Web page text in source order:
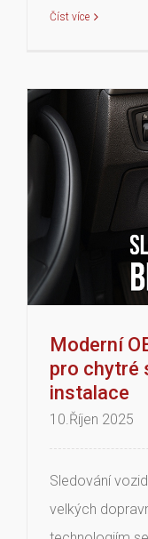
Číst více
Moderní
pro chytré
instalace
10.Říjen 2025
Sledování
velkých